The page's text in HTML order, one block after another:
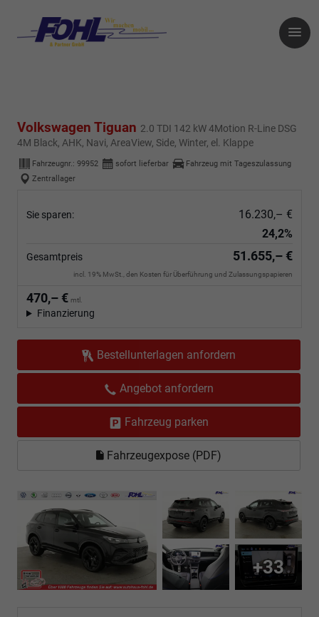
Volkswagen Tiguan 2.0 TDI 142 kW 4Motion R-Line DSG
4M Black, AHK, Navi, AreaView, Side, Winter, el. Klappe
Fahrzeugnr.: 99952 sofort lieferbar
Fahrzeug mit Tageszulassung
Zentrallager
Sie sparen:
16.230,– €
24,2%
Gesamtpreis 51.655,– €
incl. 19% MwSt., den Kosten für Überführung und Zulassungspapieren
470,– € mtl.
Finanzierung
Bestellunterlagen anfordern
Angebot anfordern
Fahrzeug parken
Fahrzeugexpose (PDF)
+33